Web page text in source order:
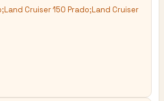
Cruiser 150 Prado;Land Cruiser